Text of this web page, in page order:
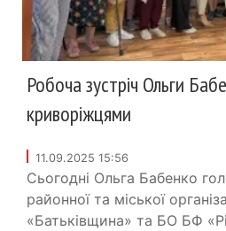
Робоча зустріч Ольги
криворіжцями
11.09.2025 15:56
Сьогодні Ольга Бабенко
районної та міської
«Батьківщина» та БО БФ